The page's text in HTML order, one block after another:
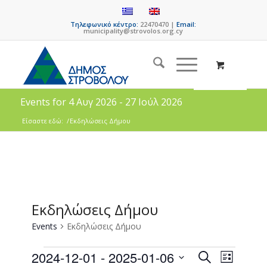
Τηλεφωνικό κέντρο: 22470470 |Email:
municipality@strovolos.org.cy
Events for 4 Αυγ 2026 - 27 Ιούλ 2026
Είσαστε εδώ: /Εκδηλώσεις Δήμου
Εκδηλώσεις Δήμου
Events Εκδηλώσεις Δήμου
Events
SearchEvent
List
2024-12-01 - 2025-01-06